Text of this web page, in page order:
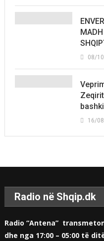
08/
16/
Radio në Shqip.dk
Radio “Antena”
dhe nga 17:00 – 05:00 të